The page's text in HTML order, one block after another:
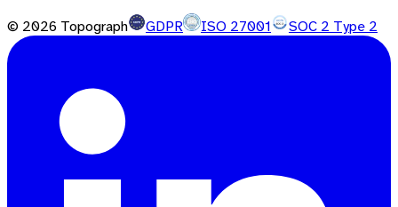
© 2026 Topograph GDPR ISO 27001 SOC 2 Type 2